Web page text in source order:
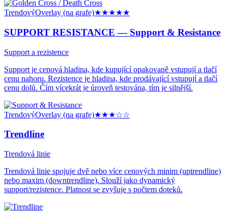
TrendovýOverlay (na grafe)★★★★★
SUPPORT RESISTANCE — Support & Resistance
Support a rezistence
Support je cenová hladina, kde kupující opakovaně vstupují a tlačí
cenu nahoru. Rezistence je hladina, kde prodávající vstupují a tlačí
cenu dolů. Čím vícekrát je úroveň testována, tím je silnější.
TrendovýOverlay (na grafe)★★★☆☆
Trendline
Trendová linie
Trendová linie spojuje dvě nebo více cenových minim (uptrendline)
nebo maxim (downtrendline). Slouží jako dynamický
support/rezistence. Platnost se zvyšuje s počtem doteků.